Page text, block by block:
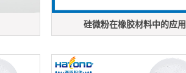
硅微粉在橡胶材料中的应用